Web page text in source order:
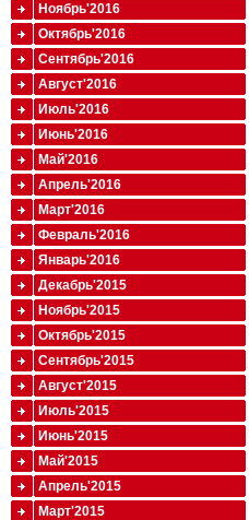
Ноябрь'2016
Октябрь'2016
Сентябрь'2016
Август'2016
Июль'2016
Июнь'2016
Май'2016
Апрель'2016
Март'2016
Февраль'2016
Январь'2016
Декабрь'2015
Ноябрь'2015
Октябрь'2015
Сентябрь'2015
Август'2015
Июль'2015
Июнь'2015
Май'2015
Апрель'2015
Март'2015